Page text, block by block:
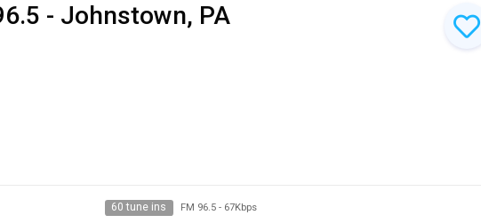
- Johnstown, PA
60 tune ins FM 96.5- 67Kbps